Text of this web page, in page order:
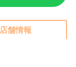
店舗情報